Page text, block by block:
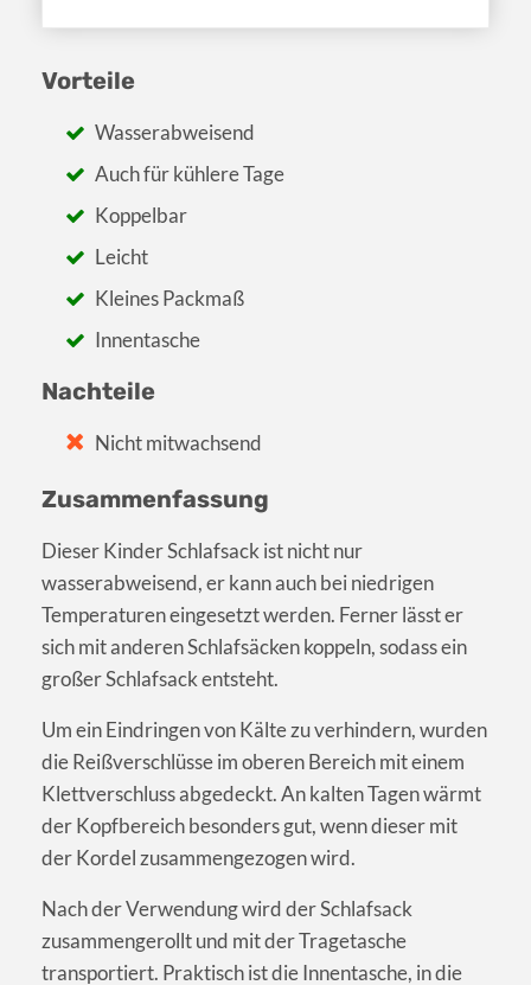
Vorteile
Wasserabweisend
Auch für kühlere Tage
Koppelbar
Leicht
Kleines Packmaß
Innentasche
Nachteile
Nicht mitwachsend
Zusammenfassung
Dieser Kinder Schlafsack ist nicht nur
wasserabweisend, er kann auch bei niedrigen
Temperaturen eingesetzt werden. Ferner lässt er
sich mit anderen Schlafsäcken koppeln, sodass ein
großer Schlafsack entsteht.
Um ein Eindringen von Kälte zu verhindern, wurden
die Reißverschlüsse im oberen Bereich mit einem
Klettverschluss abgedeckt. An kalten Tagen wärmt
der Kopfbereich besonders gut, wenn dieser mit
der Kordel zusammengezogen wird.
Nach der Verwendung wird der Schlafsack
zusammengerollt und mit der Tragetasche
transportiert. Praktisch ist die Innentasche, in die